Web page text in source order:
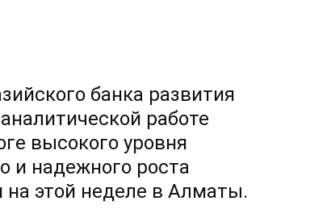
банка развития
работе
высокого уровня
и надежного роста
на этой неделе в Алматы.